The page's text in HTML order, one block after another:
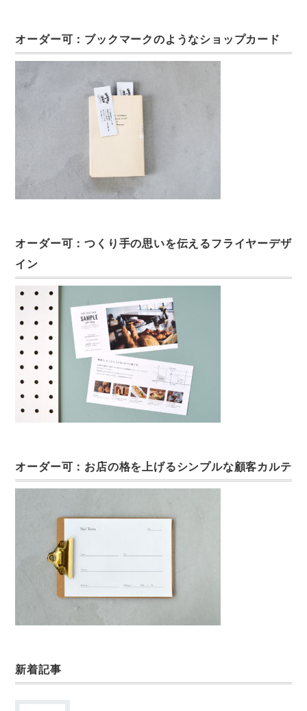
オーダー可：ブックマークのようなショップカード
オーダー可：つくり手の思いを伝えるフライヤーデザ
イン
オーダー可：お店の格を上げるシンプルな顧客カルテ
新着記事